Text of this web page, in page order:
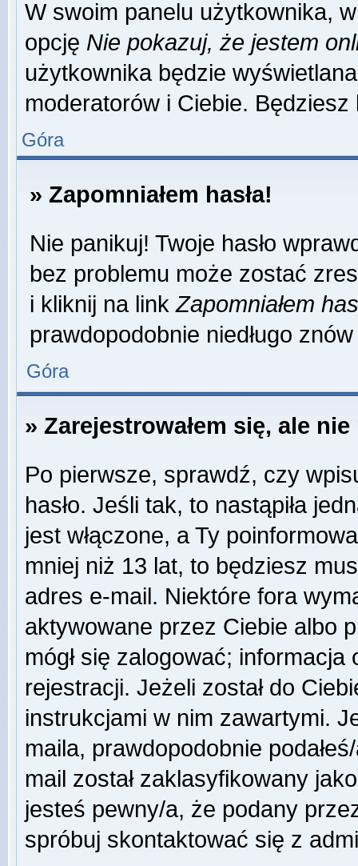
W swoim panelu użytkownika,
opcję Nie pokazuj, że jestem
użytkownika będzie
moderatorów i Ciebie.
Góra
» Zapomniałem hasła!
Nie panikuj! Twoje hasło
bez problemu może zostać
i kliknij na linkZapomniałem
prawdopodobnie niedługo
Góra
» Zarejestrowałem się, ale
Po pierwsze, sprawdź, czy
hasło. Jeśli tak, to nastąpiła
jest włączone, a Ty
mniej niż 13 lat, to będziesz
adres e-mail. Niektóre fora
aktywowane przez Ciebie albo
mógł się zalogować;
rejestracji. Jeżeli został do
instrukcjami w nim zawartymi.
maila, prawdopodobnie
mail został zaklasyfikowany
jesteś pewny/a, że podany
spróbuj skontaktować się z